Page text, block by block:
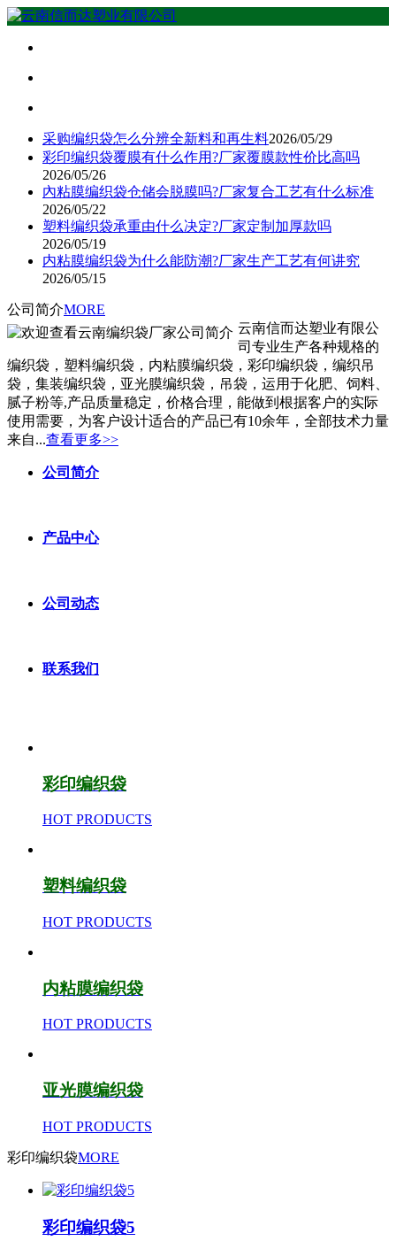
采购编织袋怎么分辨全新料和再生料2026/05/29
彩印编织袋覆膜有什么作用?厂家覆膜款性价比高吗
2026/05/26
內粘膜编织袋仓储会脱膜吗?厂家复合工艺有什么标准
2026/05/22
塑料编织袋承重由什么决定?厂家定制加厚款吗
2026/05/19
内粘膜编织袋为什么能防潮?厂家生产工艺有何讲究
2026/05/15
公司简介MORE
云南信而达塑业有限公
司专业生产各种规格的
编织袋，塑料编织袋，内粘膜编织袋，彩印编织袋，编织吊
袋，集装编织袋，亚光膜编织袋，吊袋，运用于化肥、饲料、
腻子粉等,产品质量稳定，价格合理，能做到根据客户的实际
使用需要，为客户设计适合的产品已有10余年，全部技术力量
来自...查看更多>>
公司简介
产品中心
公司动态
联系我们
彩印编织袋
HOT PRODUCTS
塑料编织袋
HOT PRODUCTS
内粘膜编织袋
HOT PRODUCTS
亚光膜编织袋
HOT PRODUCTS
彩印编织袋MORE
彩印编织袋5